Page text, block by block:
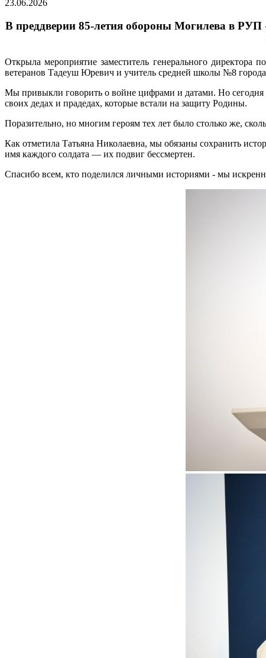
23.06.2026
В преддверии 85-летия обороны Могилева в
Открыла мероприятие заместитель генерального директора
ветеранов Тадеуш Юревич и учитель средней школы №8
Мы привыкли говорить о войне цифрами и датами. Но
своих дедах и прадедах, которые встали на защиту Родины.
Поразительно, но многим героям тех лет было столько же,
Как отметила Татьяна Николаевна, мы обязаны сохранить
имя каждого солдата — их подвиг бессмертен.
Спасибо всем, кто поделился личными историями - мы